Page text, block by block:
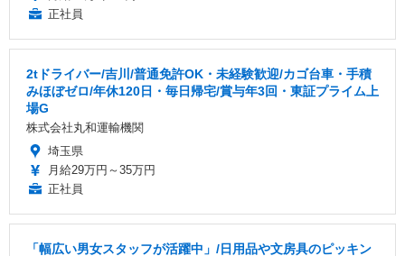
正社員
2tドライバー/吉川/普通免許OK・未経験歓迎/カゴ台車・手積
みほぼゼロ/年休120日・毎日帰宅/賞与年3回・東証プライム上
場G
株式会社丸和運輸機関
埼玉県
月給29万円～35万円
正社員
「幅広い男女スタッフが活躍中」/日用品や文房具のピッキン